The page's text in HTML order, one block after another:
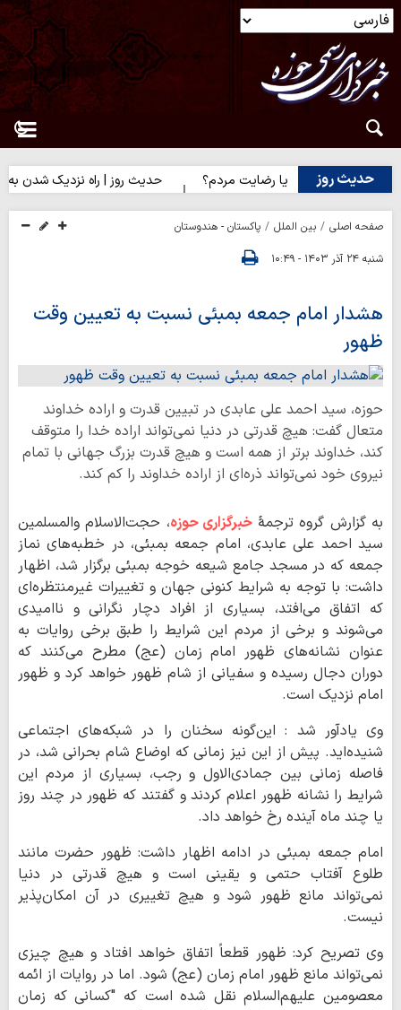
حدیث روز
| رضایت خدا یا رضایت مردم؟ حدیث روز | راه نزدیک شدن به
صفحه اصلی بین الملل
پاکستان - هندوستان
شنبه ۲۴ آذر ۱۴۰۳ - ۱۰:۴۹
هشدار امام جمعه بمبئی نسبت به تعیین وقت
ظهور
حوزه، سید احمد علی عابدی در تبیین قدرت و اراده خداوند
متعال گفت: هیچ قدرتی در دنیا نمی‌تواند اراده خدا را متوقف
کند، خداوند برتر از همه است و هیچ قدرت بزرگ جهانی با تمام
نیروی خود نمی‌تواند ذره‌ای از اراده خداوند را کم کند.
به گزارش گروه ترجمۀخبرگزاری حوزه، حجت‌الاسلام والمسلمین
سید احمد علی عابدی، امام جمعه بمبئی، در خطبه‌های نماز
جمعه که در مسجد جامع شیعه خوجه بمبئی برگزار شد، اظهار
داشت: با توجه به شرایط کنونی جهان و تغییرات غیرمنتظره‌ای
که اتفاق می‌افتد، بسیاری از افراد دچار نگرانی و ناامیدی
می‌شوند و برخی از مردم این شرایط را طبق برخی روایات به
عنوان نشانه‌های ظهور امام زمان (عج) مطرح می‌کنند که
دوران دجال رسیده و سفیانی از شام ظهور خواهد کرد و ظهور
امام نزدیک است.
وی یادآور شد : این‌گونه سخنان را در شبکه‌های اجتماعی
شنیده‌اید. پیش از این نیز زمانی که اوضاع شام بحرانی شد، در
فاصله زمانی بین جمادی‌الاول و رجب، بسیاری از مردم این
شرایط را نشانه ظهور اعلام کردند و گفتند که ظهور در چند روز
یا چند ماه آینده رخ خواهد داد.
امام جمعه بمبئی در ادامه اظهار داشت: ظهور حضرت مانند
طلوع آفتاب حتمی و یقینی است و هیچ قدرتی در دنیا
نمی‌تواند مانع ظهور شود و هیچ تغییری در آن امکان‌پذیر
نیست.
وی تصریح کرد: ظهور قطعاً اتفاق خواهد افتاد و هیچ چیزی
نمی‌تواند مانع ظهور امام زمان (عج) شود. اما در روایات از ائمه
معصومین علیهم‌السلام نقل شده است که "کسانی که زمان